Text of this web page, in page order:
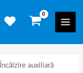
auxiliară